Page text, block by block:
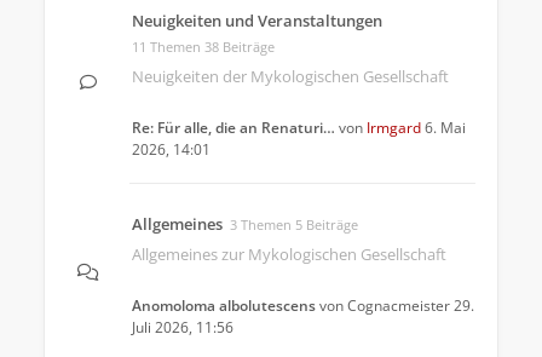
Neuigkeiten und Veranstaltungen
11 Themen 38 Beiträge
Neuigkeiten der Mykologischen Gesellschaft
Re: Für alle, die an Renaturi… von Irmgard6. Mai
2026, 14:01
Allgemeines 3 Themen 5 Beiträge
Allgemeines zur Mykologischen Gesellschaft
Anomoloma albolutescensvonCognacmeister29.
Juli 2026, 11:56